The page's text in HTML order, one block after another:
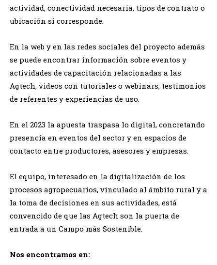
actividad, conectividad necesaria, tipos de contrato o
ubicación si corresponde.
En la web y en las redes sociales del proyecto además
se puede encontrar información sobre eventos y
actividades de capacitación relacionadas a las
Agtech, videos con tutoriales o webinars, testimonios
de referentes y experiencias de uso.
En el 2023 la apuesta traspasa lo digital, concretando
presencia en eventos del sector y en espacios de
contacto entre productores, asesores y empresas.
El equipo, interesado en la digitalización de los
procesos agropecuarios, vinculado al ámbito rural y a
la toma de decisiones en sus actividades, está
convencido de que las Agtech son la puerta de
entrada a un Campo más Sostenible.
Nos encontramos en: